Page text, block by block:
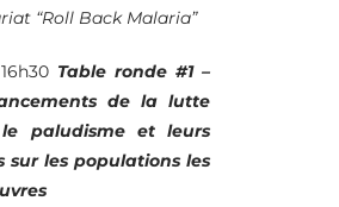
“Roll Back Malaria”
Table ronde #1 –
de la lutte
paludisme et leurs
sur les populations les